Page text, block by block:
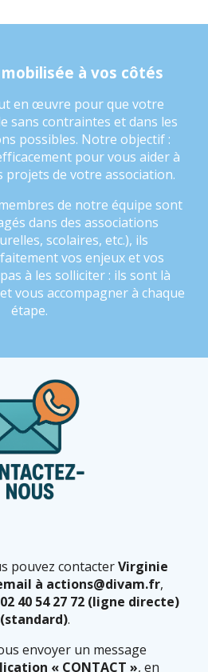
à vos côtés
en œuvre pour que votre
sans contraintes et dans les
possibles. Notre objectif :
pour vous aider à
projets de votre association.
de notre équipe sont
dans des associations
scolaires, etc.), ils
vos enjeux et vos
à les solliciter : ils sont là
vous accompagner à chaque
étape.
pouvez contacterVirginie
à actions@divam.fr,
02 40 54 27 72 (ligne directe)
(standard).
envoyer un message
« CONTACT », en